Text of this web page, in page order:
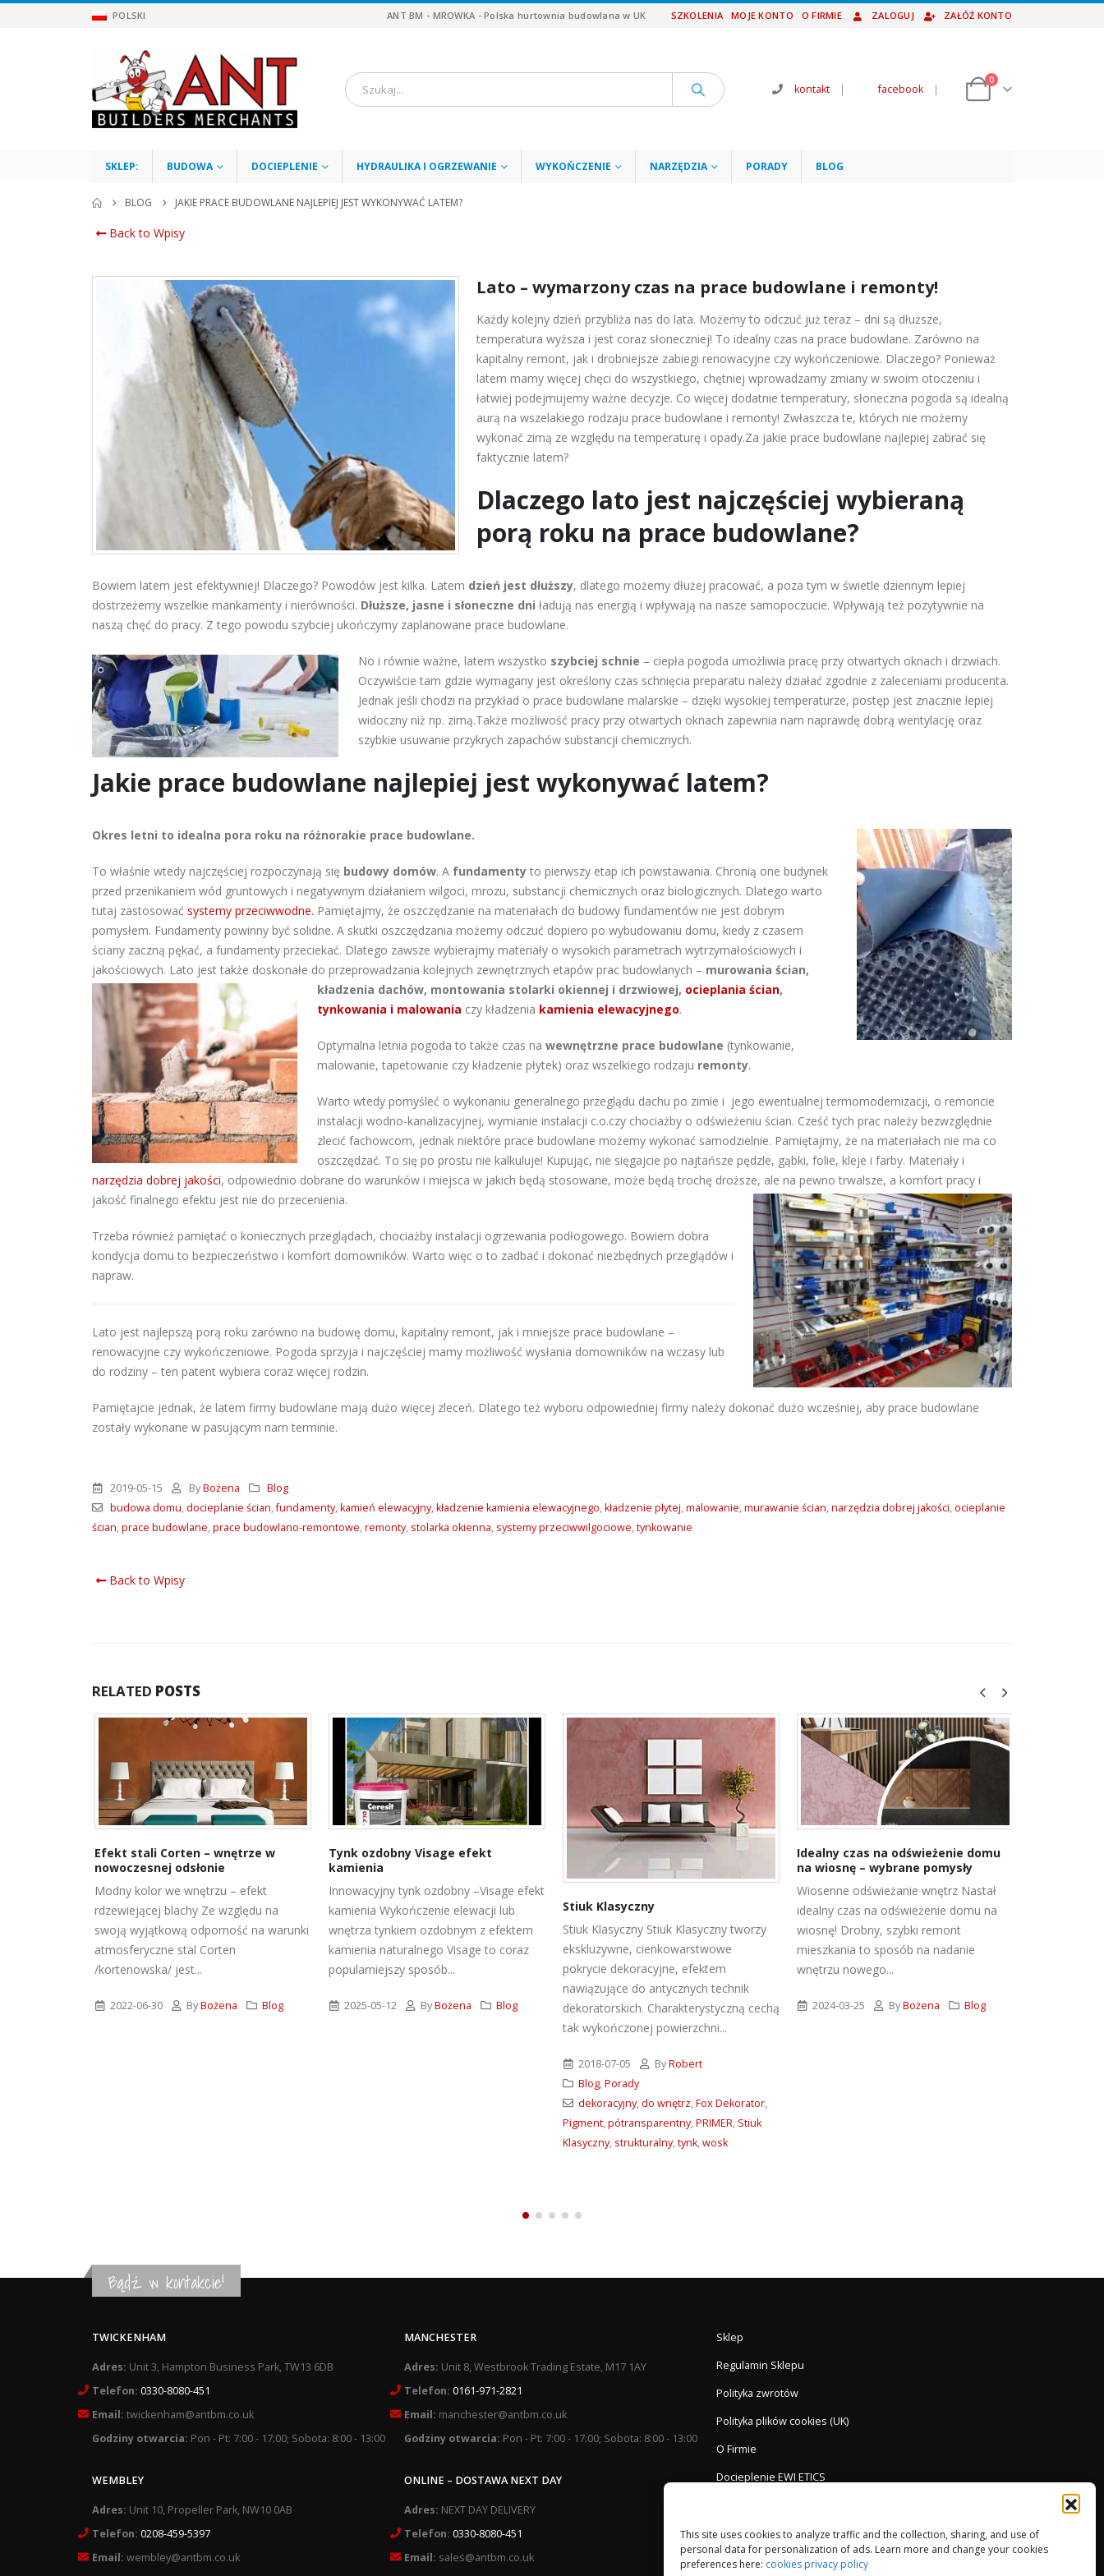
This site uses cookies to analyze traffic and the collection, sharing, and use of
personal data for personalization of ads. Learn more and change your cookies
preferences here: cookies privacy policy
POLSKI ANT BM - MROWKA - Polska hurtownia budowlana w UK SZKOLENIA MOJE KONTO O FIRMIE ZALOGUJ ZAŁÓŻ KONTO
kontakt | facebook |
0
SKLEP: BUDOWA DOCIEPLENIE HYDRAULIKA I OGRZEWANIE WYKOŃCZENIE NARZĘDZIA PORADY BLOG
BLOG JAKIE PRACE BUDOWLANE NAJLEPIEJ JEST WYKONYWAĆ LATEM?
Back to Wpisy
Lato – wymarzony czas na prace budowlane i remonty!
Każdy kolejny dzień przybliża nas do lata. Możemy to odczuć już teraz – dni są dłuższe,
temperatura wyższa i jest coraz słoneczniej! To idealny czas na prace budowlane. Zarówno na
kapitalny remont, jak i drobniejsze zabiegi renowacyjne czy wykończeniowe. Dlaczego? Ponieważ
latem mamy więcej chęci do wszystkiego, chętniej wprowadzamy zmiany w swoim otoczeniu i
łatwiej podejmujemy ważne decyzje. Co więcej dodatnie temperatury, słoneczna pogoda są idealną
aurą na wszelakiego rodzaju prace budowlane i remonty! Zwłaszcza te, których nie możemy
wykonać zimą ze względu na temperaturę i opady.Za jakie prace budowlane najlepiej zabrać się
faktycznie latem?
Dlaczego lato jest najczęściej wybieraną
porą roku na prace budowlane?
Bowiem latem jest efektywniej! Dlaczego? Powodów jest kilka. Latem dzień jest dłuższy, dlatego możemy dłużej pracować, a poza tym w świetle dziennym lepiej
dostrzeżemy wszelkie mankamenty i nierówności. Dłuższe, jasne i słoneczne dni ładują nas energią i wpływają na nasze samopoczucie. Wpływają też pozytywnie na
naszą chęć do pracy. Z tego powodu szybciej ukończymy zaplanowane prace budowlane.
No i równie ważne, latem wszystko szybciej schnie – ciepła pogoda umożliwia pracę przy otwartych oknach i drzwiach.
Oczywiście tam gdzie wymagany jest określony czas schnięcia preparatu należy działać zgodnie z zaleceniami producenta.
Jednak jeśli chodzi na przykład o prace budowlane malarskie – dzięki wysokiej temperaturze, postęp jest znacznie lepiej
widoczny niż np. zimą.Także możliwość pracy przy otwartych oknach zapewnia nam naprawdę dobrą wentylację oraz
szybkie usuwanie przykrych zapachów substancji chemicznych.
Jakie prace budowlane najlepiej jest wykonywać latem?
Okres letni to idealna pora roku na różnorakie prace budowlane.
To właśnie wtedy najczęściej rozpoczynają się budowy domów. A fundamenty to pierwszy etap ich powstawania. Chronią one budynek
przed przenikaniem wód gruntowych i negatywnym działaniem wilgoci, mrozu, substancji chemicznych oraz biologicznych. Dlatego warto
tutaj zastosować systemy przeciwwodne. Pamiętajmy, że oszczędzanie na materiałach do budowy fundamentów nie jest dobrym
pomysłem. Fundamenty powinny być solidne. A skutki oszczędzania możemy odczuć dopiero po wybudowaniu domu, kiedy z czasem
ściany zaczną pękać, a fundamenty przeciekać. Dlatego zawsze wybierajmy materiały o wysokich parametrach wytrzymałościowych i
jakościowych. Lato jest także doskonałe do przeprowadzania kolejnych zewnętrznych etapów prac budowlanych – murowania ścian,
kładzenia dachów, montowania stolarki okiennej i drzwiowej, ocieplania ścian,
tynkowania i malowania czy kładzenia kamienia elewacyjnego.
Optymalna letnia pogoda to także czas na wewnętrzne prace budowlane (tynkowanie,
malowanie, tapetowanie czy kładzenie płytek) oraz wszelkiego rodzaju remonty.
Warto wtedy pomyśleć o wykonaniu generalnego przeglądu dachu po zimie i jego ewentualnej termomodernizacji, o remoncie
instalacji wodno-kanalizacyjnej, wymianie instalacji c.o.czy chociażby o odświeżeniu ścian. Cześć tych prac należy bezwzględnie
zlecić fachowcom, jednak niektóre prace budowlane możemy wykonać samodzielnie. Pamiętajmy, że na materiałach nie ma co
oszczędzać. To się po prostu nie kalkuluje! Kupując, nie sięgajcie po najtańsze pędzle, gąbki, folie, kleje i farby. Materiały i
narzędzia dobrej jakości, odpowiednio dobrane do warunków i miejsca w jakich będą stosowane, może będą trochę droższe, ale na pewno trwalsze, a komfort pracy i
jakość finalnego efektu jest nie do przecenienia.
Trzeba również pamiętać o koniecznych przeglądach, chociażby instalacji ogrzewania podłogowego. Bowiem dobra
kondycja domu to bezpieczeństwo i komfort domowników. Warto więc o to zadbać i dokonać niezbędnych przeglądów i
napraw.
Lato jest najlepszą porą roku zarówno na budowę domu, kapitalny remont, jak i mniejsze prace budowlane –
renowacyjne czy wykończeniowe. Pogoda sprzyja i najczęściej mamy możliwość wysłania domowników na wczasy lub
do rodziny – ten patent wybiera coraz więcej rodzin.
Pamiętajcie jednak, że latem firmy budowlane mają dużo więcej zleceń. Dlatego też wyboru odpowiedniej firmy należy dokonać dużo wcześniej, aby prace budowlane
zostały wykonane w pasującym nam terminie.
2019-05-15 ByBożena
Blog
budowa domu,docieplanie ścian,fundamenty,kamień elewacyjny,kładzenie kamienia elewacyjnego,kładzenie płytej,malowanie,murawanie ścian,narzędzia dobrej jakości,ocieplanie
ścian,prace budowlane,prace budowlano-remontowe,remonty, stolarka okienna, systemy przeciwwilgociowe,tynkowanie
Back to Wpisy
RELATED POSTS
Efekt stali Corten – wnętrze w
nowoczesnej odsłonie
Modny kolor we wnętrzu – efekt
rdzewiejącej blachy Ze względu na
swoją wyjątkową odporność na warunki
atmosferyczne stal Corten
/kortenowska/ jest...
2022-06-30 By Bożena Blog
Tynk ozdobny Visage efekt
kamienia
Innowacyjny tynk ozdobny –Visage efekt
kamienia Wykończenie elewacji lub
wnętrza tynkiem ozdobnym z efektem
kamienia naturalnego Visage to coraz
popularniejszy sposób...
2025-05-12 By Bożena Blog
Stiuk Klasyczny
Stiuk Klasyczny Stiuk Klasyczny tworzy
ekskluzywne, cienkowarstwowe
pokrycie dekoracyjne, efektem
nawiązujące do antycznych technik
dekoratorskich. Charakterystyczną cechą
tak wykończonej powierzchni...
2018-07-05 By Robert
Blog,Porady
dekoracyjny,do wnętrz,Fox Dekorator,
Pigment,pótransparentny,PRIMER, Stiuk
Klasyczny, strukturalny,tynk,wosk
Idealny czas na odświeżenie domu
na wiosnę – wybrane pomysły
Wiosenne odświeżanie wnętrz Nastał
idealny czas na odświeżenie domu na
wiosnę! Drobny, szybki remont
mieszkania to sposób na nadanie
wnętrzu nowego...
2024-03-25 By Bożena Blog
Bądź w kontakcie!
TWICKENHAM
Adres: Unit 3, Hampton Business Park, TW13 6DB
Telefon: 0330-8080-451
Email: twickenham@antbm.co.uk
Godziny otwarcia: Pon - Pt: 7:00 - 17:00; Sobota: 8:00 - 13:00
WEMBLEY
Adres: Unit 10, Propeller Park, NW10 0AB
Telefon: 0208-459-5397
Email: wembley@antbm.co.uk
MANCHESTER
Adres: Unit 8, Westbrook Trading Estate, M17 1AY
Telefon: 0161-971-2821
Email: manchester@antbm.co.uk
Godziny otwarcia: Pon - Pt: 7:00 - 17:00; Sobota: 8:00 - 13:00
ONLINE – DOSTAWA NEXT DAY
Adres: NEXT DAY DELIVERY
Telefon: 0330-8080-451
Email: sales@antbm.co.uk
Sklep
Regulamin Sklepu
Polityka zwrotów
Polityka plików cookies (UK)
O Firmie
Docieplenie EWI ETICS